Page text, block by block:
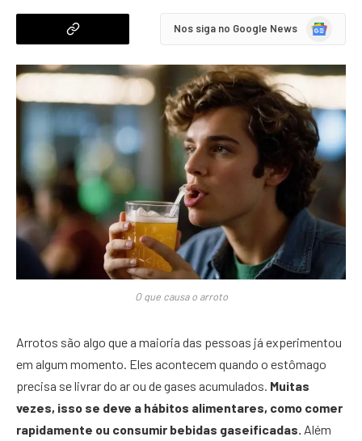
Nos siga no Google News
Google
O que causa o arroto
Arrotos são algo que a maioria das pessoas já experimentou
em algum momento. Eles acontecem quando o estômago
precisa se livrar do ar ou de gases acumulados. Muitas
vezes, isso se deve a hábitos alimentares, como comer
rapidamente ou consumir bebidas gaseificadas. Além